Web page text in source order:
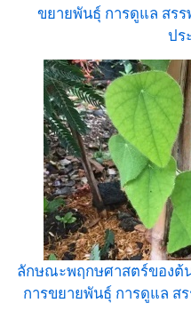
ขยายพันธุ์ การดูแล สร
ปร
ลักษณะพฤกษศาสตร์ของต้
การขยายพันธุ์ การดูแล ส